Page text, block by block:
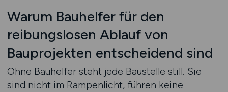
Warum Bauhelfer für den
reibungslosen Ablauf von
Bauprojekten entscheidend sind
Ohne Bauhelfer steht jede Baustelle still. Sie
sind nicht im Rampenlicht, führen keine